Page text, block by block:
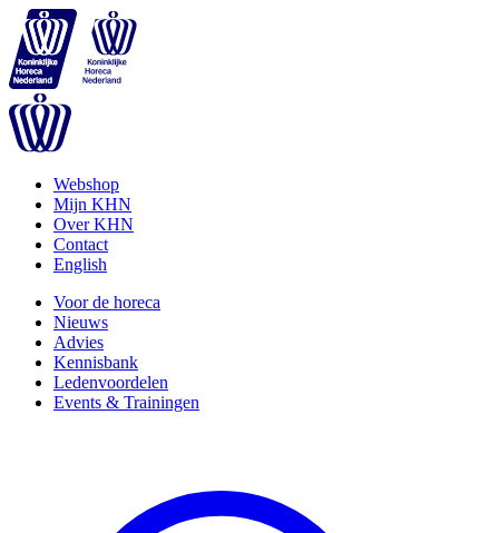
Webshop
Mijn KHN
Over KHN
Contact
English
Voor de horeca
Nieuws
Advies
Kennisbank
Ledenvoordelen
Events & Trainingen